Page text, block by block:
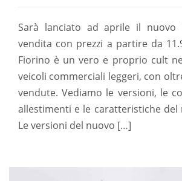
Sarà lanciato ad aprile il nuovo
vendita con prezzi a partire da
Fiorino è un vero e proprio cult
veicoli commerciali leggeri, con
vendute. Vediamo le versioni, le
allestimenti e le caratteristiche del
Le versioni del nuovo […]